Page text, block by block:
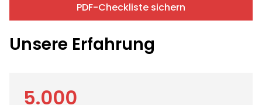
PDF-Checkliste sichern
Unsere Erfahrung
5.000